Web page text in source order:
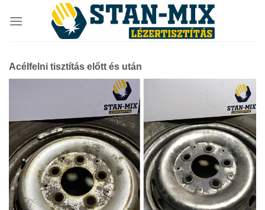
Acélfelni tisztítás előtt és után